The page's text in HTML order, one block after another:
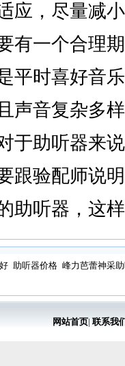
应，尽量减
有一个合理
平时喜好音
声音复杂多
于助听器来
跟验配师说
助听器，这
助听器价格 峰力芭蕾神采
网站首页| 联系我